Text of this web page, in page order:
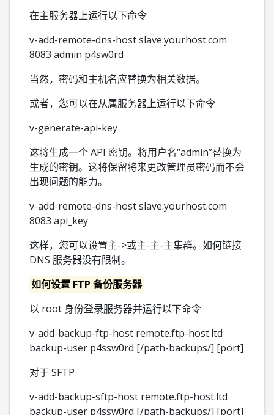
在主服务器上运行以下命令
v-add-remote-dns-host slave.yourhost.com
8083 admin p4sw0rd
当然，密码和主机名应替换为相关数据。
或者，您可以在从属服务器上运行以下命令
v-generate-api-key
这将生成一个 API 密钥。将用户名“admin”替换为
生成的密钥。这将保留将来更改管理员密码而不会
出现问题的能力。
v-add-remote-dns-host slave.yourhost.com
8083 api_key
这样，您可以设置主->或主-主-主集群。如何链接
DNS 服务器没有限制。
如何设置 FTP 备份服务器
以 root 身份登录服务器并运行以下命令
v-add-backup-ftp-host remote.ftp-host.ltd
backup-user p4ssw0rd [/path-backups/] [port]
对于 SFTP
v-add-backup-sftp-host remote.ftp-host.ltd
backup-user p4ssw0rd [/path-backups/] [port]